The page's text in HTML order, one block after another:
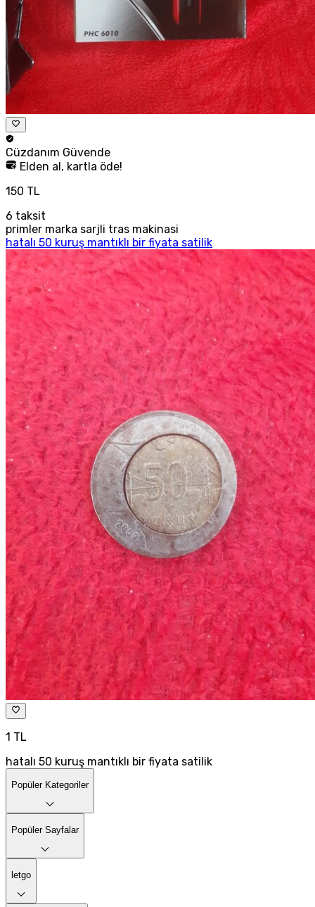
Cüzdanım Güvende
Elden al, kartla öde!
150 TL
6 taksit
primler marka sarjli tras makinasi
hatalı 50 kuruş mantıklı bir fiyata satilik
1 TL
hatalı 50 kuruş mantıklı bir fiyata satilik
Popüler Kategoriler
Popüler Sayfalar
letgo